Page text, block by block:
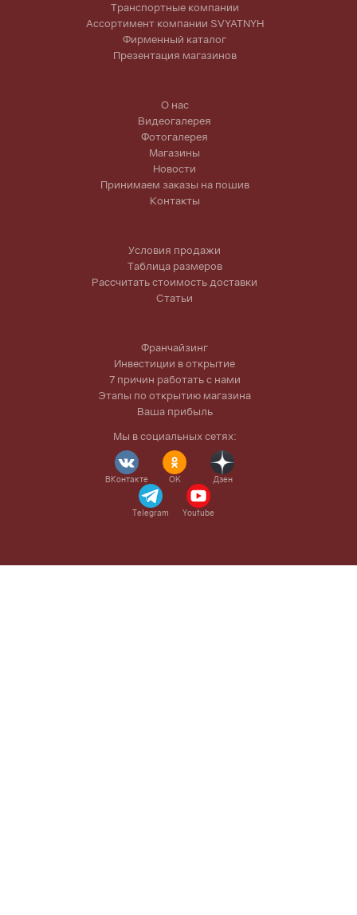
Транспортные компании
Ассортимент компании SVYATNYH
Фирменный каталог
Презентация магазинов
О нас
Видеогалерея
Фотогалерея
Магазины
Новости
Принимаем заказы на пошив
Контакты
Условия продажи
Таблица размеров
Рассчитать стоимость доставки
Статьи
Франчайзинг
Инвестиции в открытие
7 причин работать с нами
Этапы по открытию магазина
Ваша прибыль
Мы в социальных сетях:
ВКонтакте OK Дзен
Telegram Youtube